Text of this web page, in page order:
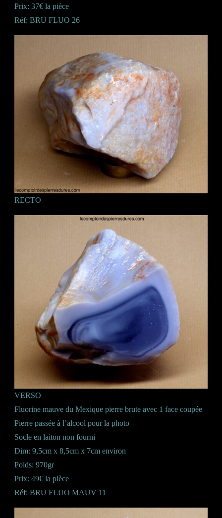
Prix: 37€ la pièce
Réf: BRU FLUO 26
RECTO
VERSO
Fluorine mauve du Mexique pierre brute avec 1 face coupée
Pierre passée à l’alcool pour la photo
Socle en laiton non fourni
Dim: 9,5cm x 8,5cm x 7cm environ
Poids: 970gr
Prix: 49€ la pièce
Réf: BRU FLUO MAUV 11